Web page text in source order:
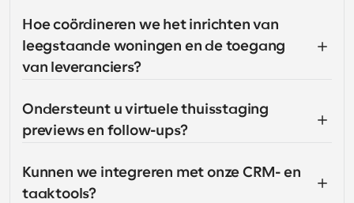
Hoe coördineren we het inrichten van
leegstaande woningen en de toegang
van leveranciers?
Ondersteunt u virtuele thuisstaging
previews en follow-ups?
Kunnen we integreren met onze CRM- en
taaktools?